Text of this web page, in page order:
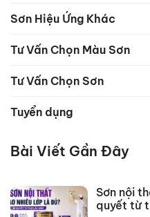
Sơn Hiệu Ứng Khác
Tư Vấn Chọn Màu Sơn
Tư Vấn Chọn Sơn
Tuyển dụng
Bài Viết Gần Đây
Sơn nội
quyết từ